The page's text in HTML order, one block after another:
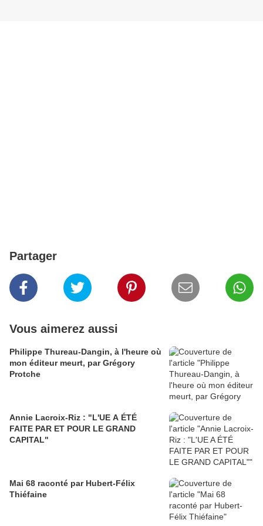
Partager
Vous aimerez aussi
Philippe Thureau-Dangin, à l'heure où
mon éditeur meurt, par Grégory
Protche
Annie Lacroix-Riz : "L'UE A ÉTÉ
FAITE PAR ET POUR LE GRAND
CAPITAL"
Mai 68 raconté par Hubert-Félix
Thiéfaine